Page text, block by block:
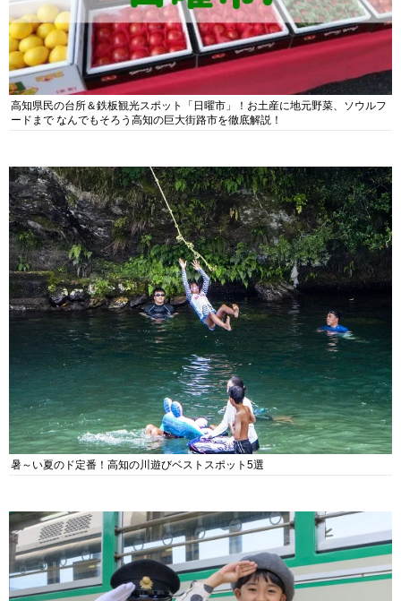
高知県民の台所＆鉄板観光スポット「日曜市」！お土産に地元野菜、ソウルフ
ードまで なんでもそろう高知の巨大街路市を徹底解説！
暑～い夏のド定番！高知の川遊びベストスポット5選